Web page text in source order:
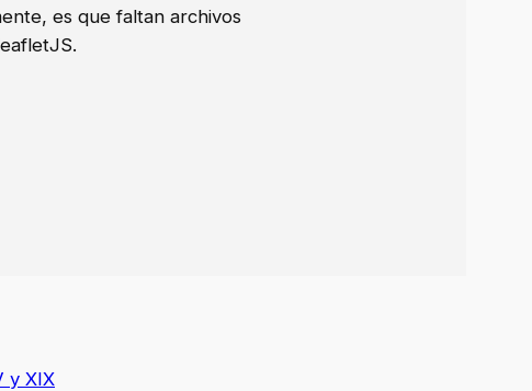
es que faltan archivos
y XIX